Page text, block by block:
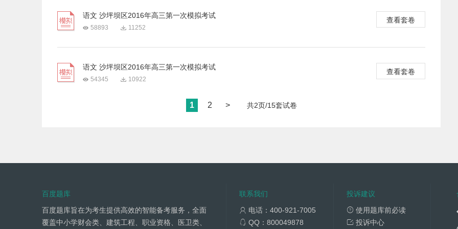
语文 沙坪坝区2016年高三第一次模拟考试
58893 11252
查看套卷
语文 沙坪坝区2016年高三第一次模拟考试
54345 10922
查看套卷
1 2 > 共2页/15套试卷
百度题库
百度题库旨在为考生提供高效的智能备考服务，全面
覆盖中小学财会类、建筑工程、职业资格、医卫类、
联系我们
电话：400-921-7005
QQ：800049878
投诉建议
使用题库前必读
投诉中心